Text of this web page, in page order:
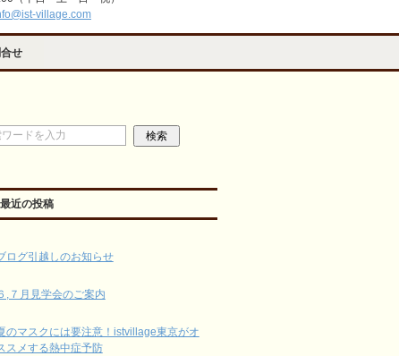
village.com
せ
最近の投稿
ログ引越しのお知らせ
,７月見学会のご案内
のマスクには要注意！istvillage東京がオ
スメする熱中症予防